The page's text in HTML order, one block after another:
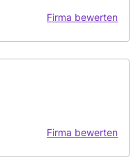
Firma bewerten
Firma bewerten